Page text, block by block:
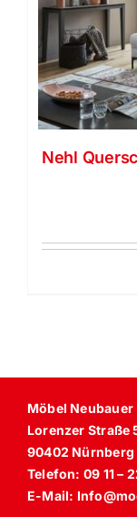
Nehl
Möbel Neubauer
Lorenzer Straße
90402 Nürnberg
Telefon: 09 11 –
E-Mail: